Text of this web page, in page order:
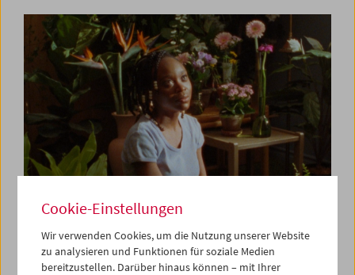
Despite: Breathing. Constellating. Gathering
Cookie-Einstellungen
Wir verwenden Cookies, um die Nutzung unserer Website
zu analysieren und Funktionen für soziale Medien
bereitzustellen. Darüber hinaus können – mit Ihrer